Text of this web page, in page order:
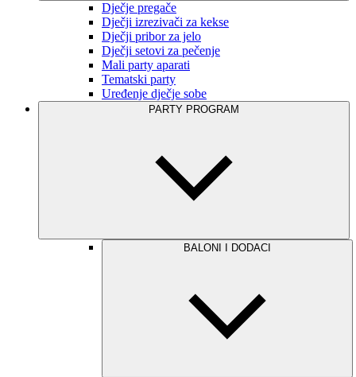
Dječje pregače
Dječji izrezivači za kekse
Dječji pribor za jelo
Dječji setovi za pečenje
Mali party aparati
Tematski party
Uređenje dječje sobe
PARTY PROGRAM
BALONI I DODACI